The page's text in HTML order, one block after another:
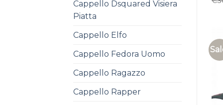
Cappello Dsquared Visiera
Piatta
Cappello Elfo
Cappello Fedora Uomo
Cappello Ragazzo
Cappello Rapper